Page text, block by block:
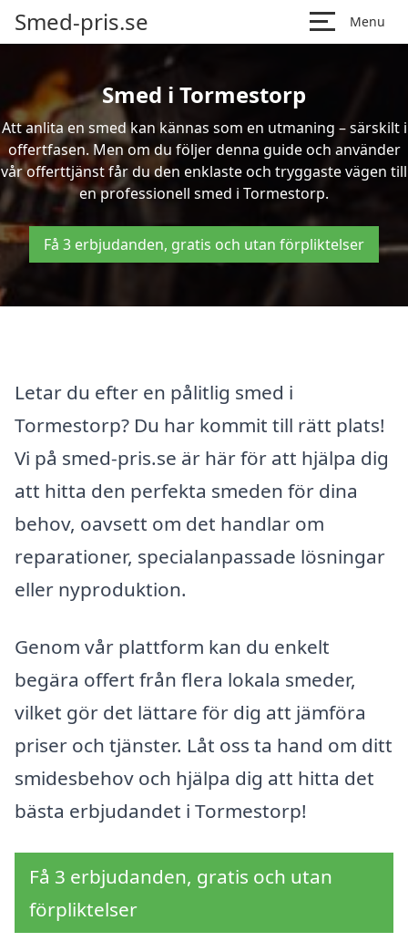
Smed-pris.se Menu
Smed i Tormestorp
Att anlita en smed kan kännas som en utmaning – särskilt i
offertfasen. Men om du följer denna guide och använder
vår offerttjänst får du den enklaste och tryggaste vägen till
en professionell smed i Tormestorp.
Få 3 erbjudanden, gratis och utan förpliktelser
Letar du efter en pålitlig smed i
Tormestorp? Du har kommit till rätt plats!
Vi på smed-pris.se är här för att hjälpa dig
att hitta den perfekta smeden för dina
behov, oavsett om det handlar om
reparationer, specialanpassade lösningar
eller nyproduktion.
Genom vår plattform kan du enkelt
begära offert från flera lokala smeder,
vilket gör det lättare för dig att jämföra
priser och tjänster. Låt oss ta hand om ditt
smidesbehov och hjälpa dig att hitta det
bästa erbjudandet i Tormestorp!
Få 3 erbjudanden, gratis och utan
förpliktelser